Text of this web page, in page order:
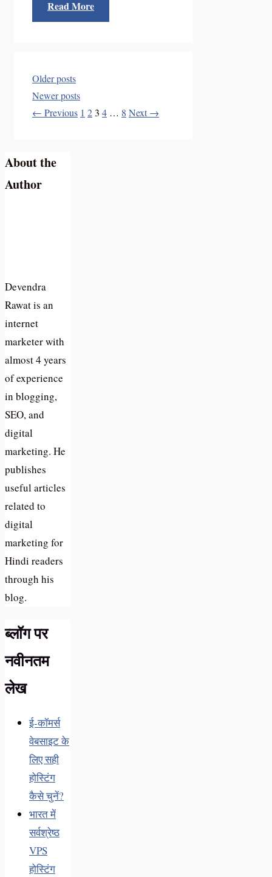
Read More
Older posts
Newer posts
← Previous Page
1 Page
2Page
3 Page
4 … Page
8 Next→
About the
Author
Devendra
Rawat is an
internet
marketer with
almost 4 years
of experience
in blogging,
SEO, and
digital
marketing. He
publishes
useful articles
related to
digital
marketing for
Hindi readers
through his
blog.
ब्लॉग पर
नवीनतम
लेख
ई-कॉमर्स
वेबसाइट के
लिए सही
होस्टिंग
कैसे चुनें?
भारत में
सर्वश्रेष्ठ
VPS
होस्टिंग